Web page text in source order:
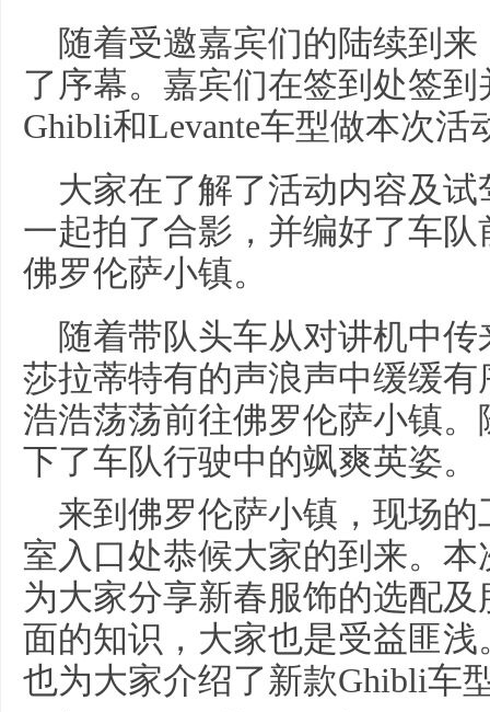
随着受邀嘉宾们的陆续到
了序幕。嘉宾们在签到处签
Ghibli和Levante车型做本次活
大家在了解了活动内容及
一起拍了合影，并编好了车
佛罗伦萨小镇。
随着带队头车从对讲机中
莎拉蒂特有的声浪声中缓缓
浩浩荡荡前往佛罗伦萨小镇
下了车队行驶中的飒爽英姿。
来到佛罗伦萨小镇，现场
室入口处恭候大家的到来。
为大家分享新春服饰的选配
面的知识，大家也是受益匪
也为大家介绍了新款Ghibli车